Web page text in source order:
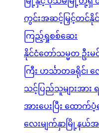
ကွင်းအဆင့်မြှင့်တင်နိုင်
ကြည့်ရှုစစ်ဆေး
နိုင်ငံတော်သမ္မတ ဦး
ကြီး ဟင်္သာတခရိုင်၊
သင့်ပြည်သူများအား
အားပေးပြီး ထောက်ပံ့
လေးမျက်နှာမြို့န